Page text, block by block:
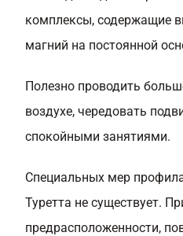
комплексы, содержащие
магний на постоянной
Полезно проводить
воздухе, чередовать
спокойными занятиями.
Специальных мер
Туретта не существует.
предрасположенности,